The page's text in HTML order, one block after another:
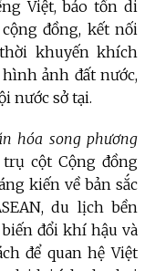
Việt, bảo tồn di
đồng, kết nối
khuyến khích
ảnh đất nước,
nước sở tại.
hóa song phương
cột Cộng đồng
kiến về bản sắc
du lịch bền
đổi khí hậu và
để quan hệ Việt